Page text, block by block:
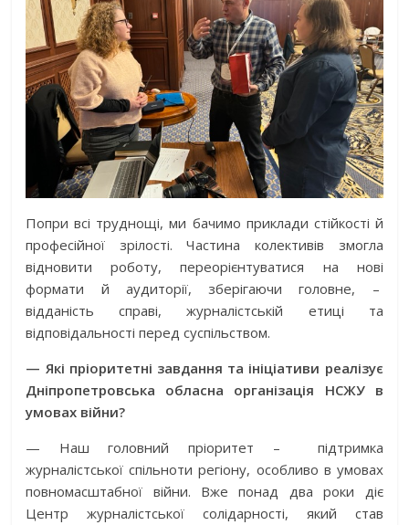
Попри всі труднощі, ми бачимо приклади стійкості й
професійної зрілості. Частина колективів змогла
відновити роботу, переорієнтуватися на нові
формати й аудиторії, зберігаючи головне, –
відданість справі, журналістській етиці та
відповідальності перед суспільством.
— Які пріоритетні завдання та ініціативи реалізує
Дніпропетровська обласна організація НСЖУ в
умовах війни?
— Наш головний пріоритет –
підтримка
журналістської спільноти регіону, особливо в умовах
повномасштабної війни. Вже понад два роки діє
Центр журналістської солідарності, який став